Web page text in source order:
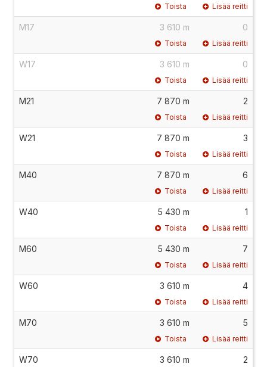
Toista Lisää reitti
M17 3 610 m 0
Toista Lisää reitti
W17 3 610 m 0
Toista Lisää reitti
M21 7 870 m 2
Toista Lisää reitti
W21 7 870 m 3
Toista Lisää reitti
M40 7 870 m 6
Toista Lisää reitti
W40 5 430 m 1
Toista Lisää reitti
M60 5 430 m 7
Toista Lisää reitti
W60 3 610 m 4
Toista Lisää reitti
M70 3 610 m 5
Toista Lisää reitti
W70 3 610 m 2